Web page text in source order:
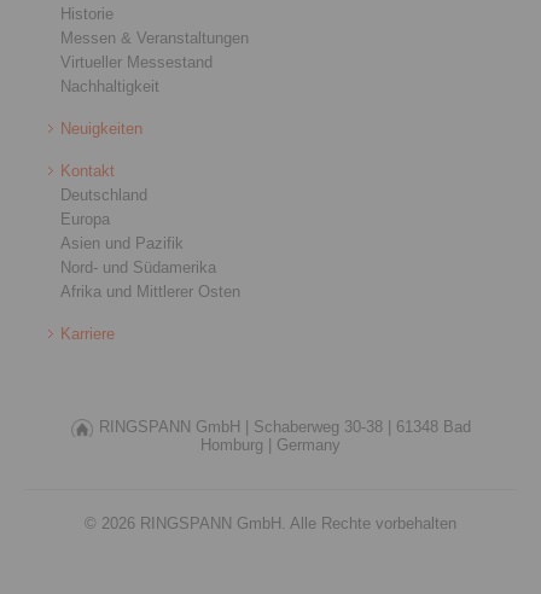
Historie
Messen & Veranstaltungen
Virtueller Messestand
Nachhaltigkeit
Neuigkeiten
Kontakt
Deutschland
Europa
Asien und Pazifik
Nord- und Südamerika
Afrika und Mittlerer Osten
Karriere
RINGSPANN GmbH | Schaberweg 30-38 |
61348 Bad
Homburg |
Germany
© 2026 RINGSPANN GmbH. Alle Rechte vorbehalten